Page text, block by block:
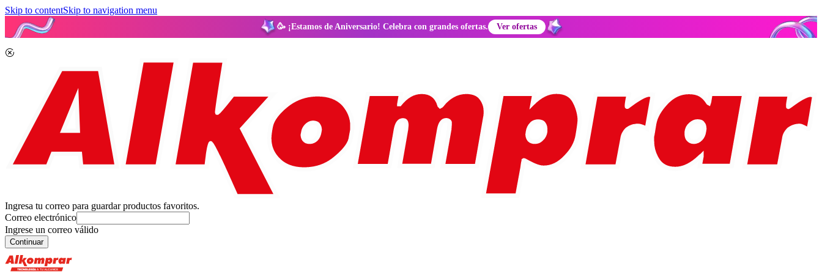
Skip to contentSkip to navigation menu
🥳 ¡Estamos de Aniversario! Celebra con grandes ofertas. Ver ofertas
Ingresa tu correo para guardar productos favoritos.
Correo electrónico
Ingrese un correo válido
Continuar